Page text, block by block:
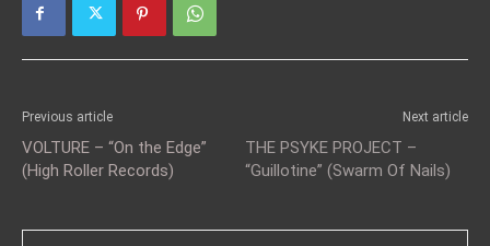
Previous article
VOLTURE – “On the Edge”
(High Roller Records)
Next article
THE PSYKE PROJECT –
“Guillotine” (Swarm Of Nails)